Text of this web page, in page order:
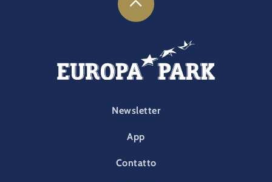
FOOTER-PARK
Newsletter
App
Contatto